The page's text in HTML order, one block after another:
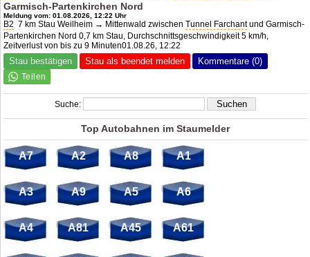
Garmisch-Partenkirchen Nord
Meldung vom: 01.08.2026, 12:22 Uhr
B2 7 km Stau Weilheim → Mittenwald zwischenTunnel Farchantund Garmisch-
Partenkirchen Nord 0,7 km Stau, Durchschnittsgeschwindigkeit 5 km/h,
Zeitverlust von bis zu 9 Minuten01.08.26, 12:22
Stau bestätigen Stau als beendet melden Kommentare (0)
Suche:
Top Autobahnen im Staumelder
A7 A2 A8 A1
A3 A9 A5 A6
A4 A81 A45 A61